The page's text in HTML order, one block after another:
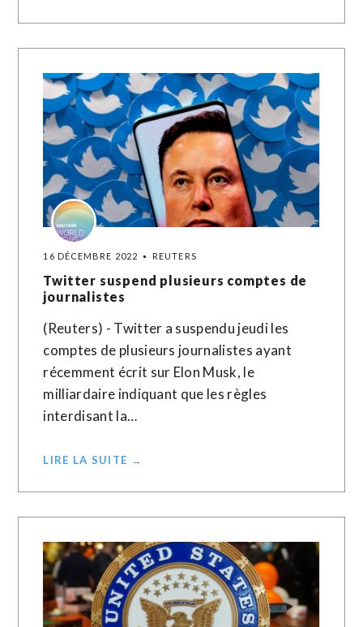
16 DÉCEMBRE 2022 REUTERS
Twitter suspend plusieurs comptes de
journalistes
(Reuters) - Twitter a suspendu jeudi les
comptes de plusieurs journalistes ayant
récemment écrit sur Elon Musk, le
milliardaire indiquant que les règles
interdisant la…
LIRE LA SUITE →